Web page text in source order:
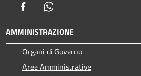
Facebook
AMMINISTRAZIONE
Organi di Governo
Aree Amministrative